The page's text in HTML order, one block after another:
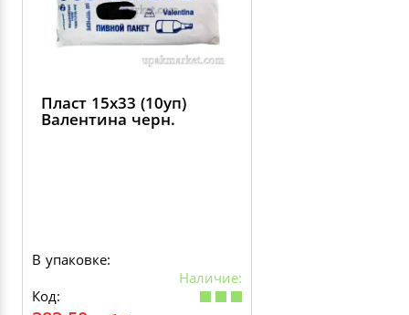
Пласт 15х33 (10уп)
Валентина черн.
В упаковке:
Наличие:
Код: